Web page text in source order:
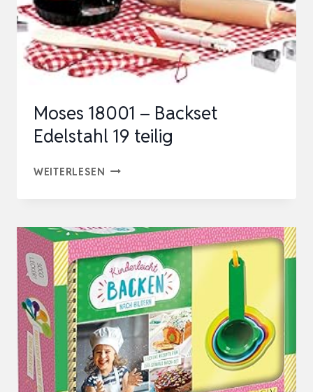
Moses 18001 – Backset
Edelstahl 19 teilig
WEITERLESEN MOSES
BACKSET
EDELSTAHL
19
TEILIG